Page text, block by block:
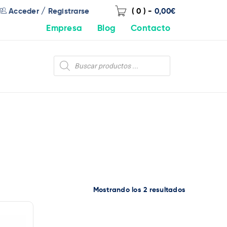
( 0 ) - 0,00€
Acceder/ Registrarse
Empresa Blog Contacto
Mostrando los 2 resultados